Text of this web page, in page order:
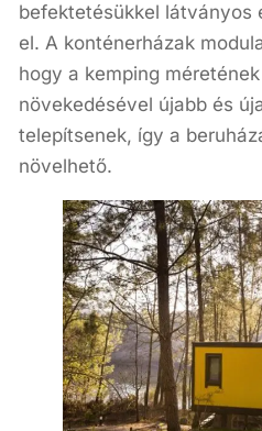
befektetésükkel látványos
el. A konténerházak
hogy a kemping
növekedésével újabb és
telepítsenek, így a
növelhető.